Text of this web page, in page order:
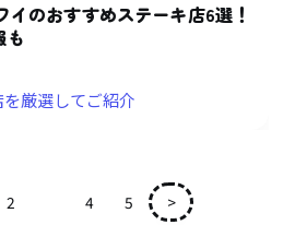
イのおすすめステーキ店6選！
も
厳選してご紹介
2 4 5 >